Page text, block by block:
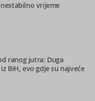
vrijeme
ranog jutra: Duga
BiH, evo gdje su najveće